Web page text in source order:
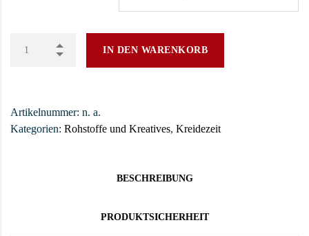
IN DEN WARENKORB
Artikelnummer: n. a.
Kategorien: Rohstoffe und Kreatives, Kreidezeit
BESCHREIBUNG
PRODUKTSICHERHEIT